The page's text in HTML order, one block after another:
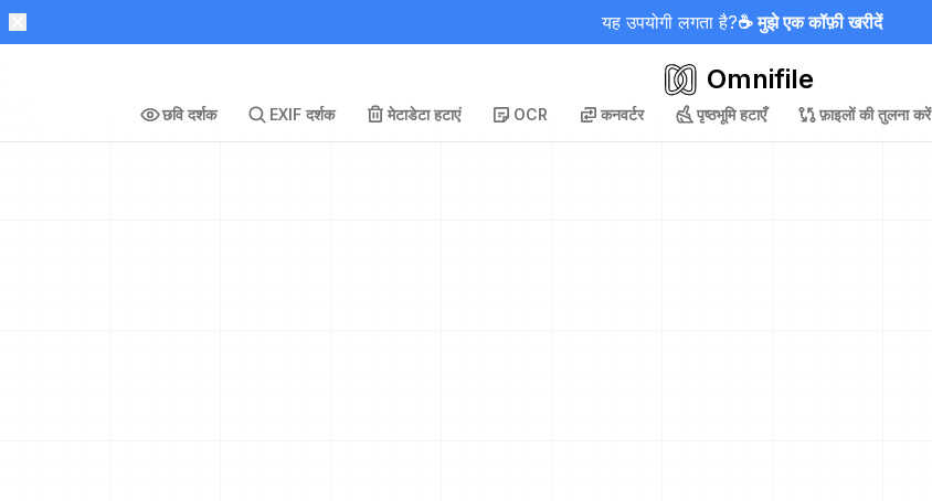
यह उपयोगी लगता है?☕ मुझे एक कॉफ़ी खरीदें
Omnifile
छवि दर्शक EXIF दर्शक मेटाडेटा हटाएं OCR कनवर्टर पृष्ठभूमि हटाएँ फ़ाइलों की तुलना करें